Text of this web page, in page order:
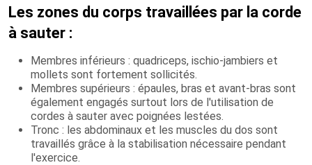
Les zones du corps travaillées par la corde
à sauter :
Membres inférieurs : quadriceps, ischio-jambiers et
mollets sont fortement sollicités.
Membres supérieurs : épaules, bras et avant-bras sont
également engagés surtout lors de l'utilisation de
cordes à sauter avec poignées lestées.
Tronc : les abdominaux et les muscles du dos sont
travaillés grâce à la stabilisation nécessaire pendant
l'exercice.